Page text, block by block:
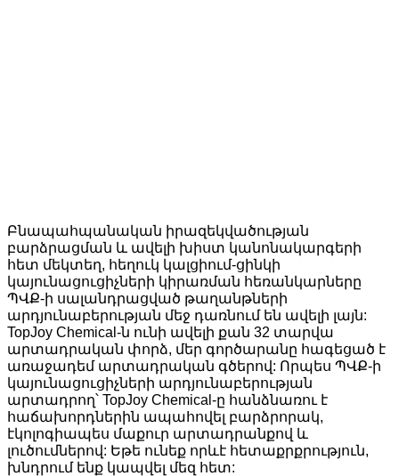
Բնապահպանական իրազեկվածության
բարձրացման և ավելի խիստ կանոնակարգերի
հետ մեկտեղ, հեղուկ կալցիում-ցինկի
կայունացուցիչների կիրառման հեռանկարները
ՊՎՔ-ի սալանդրացված թաղանթների
արդյունաբերության մեջ դառնում են ավելի լայն:
TopJoy Chemical-ն ունի ավելի քան 32 տարվա
արտադրական փորձ, մեր գործարանը հագեցած է
առաջադեմ արտադրական գծերով: Որպես ՊՎՔ-ի
կայունացուցիչների արդյունաբերության
արտադրող՝ TopJoy Chemical-ը հանձնառու է
հաճախորդներին ապահովել բարձրորակ,
էկոլոգիապես մաքուր արտադրանքով և
լուծումներով: Եթե ​​ունեք որևէ հետաքրքրություն,
խնդրում ենք կապվել մեզ հետ: